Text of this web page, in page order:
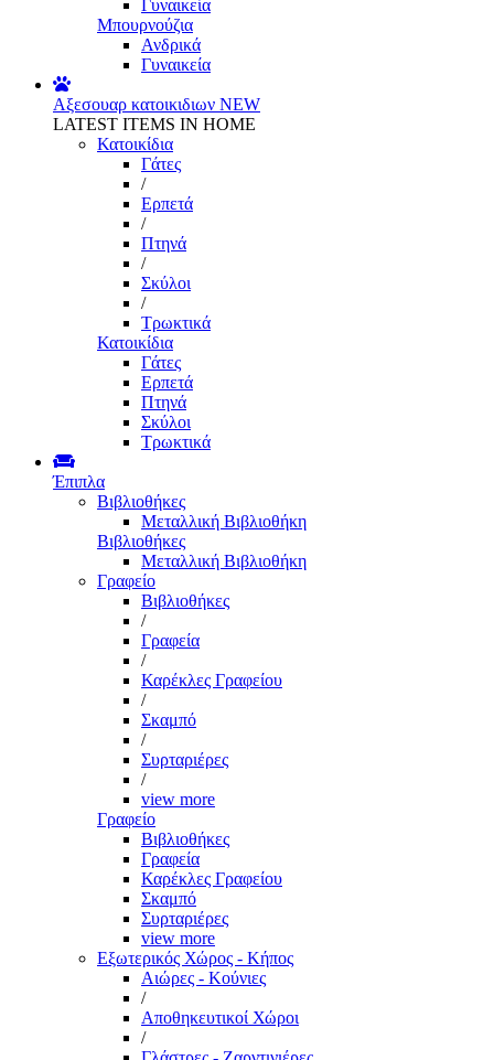
Γυναικεία
Μπουρνούζια
Ανδρικά
Γυναικεία
Αξεσουαρ κατοικιδιων NEW
LATEST ITEMS IN HOME
Κατοικίδια
Γάτες
/
Ερπετά
/
Πτηνά
/
Σκύλοι
/
Τρωκτικά
Κατοικίδια
Γάτες
Ερπετά
Πτηνά
Σκύλοι
Τρωκτικά
Έπιπλα
Βιβλιοθήκες
Μεταλλική Βιβλιοθήκη
Βιβλιοθήκες
Μεταλλική Βιβλιοθήκη
Γραφείο
Βιβλιοθήκες
/
Γραφεία
/
Καρέκλες Γραφείου
/
Σκαμπό
/
Συρταριέρες
/
view more
Γραφείο
Βιβλιοθήκες
Γραφεία
Καρέκλες Γραφείου
Σκαμπό
Συρταριέρες
view more
Εξωτερικός Χώρος - Κήπος
Αιώρες - Κούνιες
/
Αποθηκευτικοί Χώροι
/